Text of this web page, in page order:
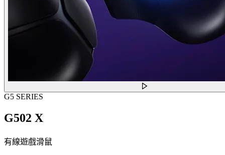
G5 SERIES
G502 X
有線遊戲滑鼠